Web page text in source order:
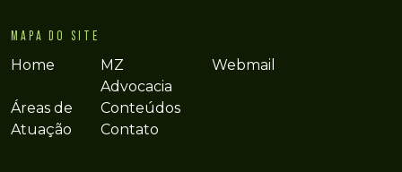
MAPA DO SITE
Home
MZ
Advocacia
Áreas de
Atuação
Conteúdos
Contato
Webmail